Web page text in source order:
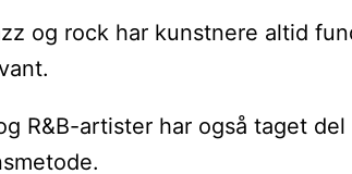
rock har kunstnere altid
artister har også taget